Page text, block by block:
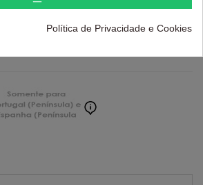
Política de Privacidade e Cookies